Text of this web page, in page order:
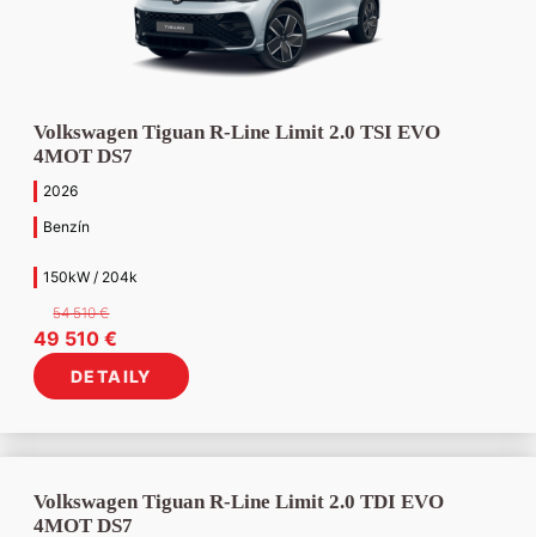
Volkswagen Tiguan R-Line Limit 2.0 TSI EVO
4MOT DS7
2026
Benzín
150kW / 204k
54 510€
Pôvodná
cena
bola:
510 €.
49 510 €Aktuálna
cena
je:
510 €.
DETAILY
Volkswagen Tiguan R-Line Limit 2.0 TDI EVO
4MOT DS7